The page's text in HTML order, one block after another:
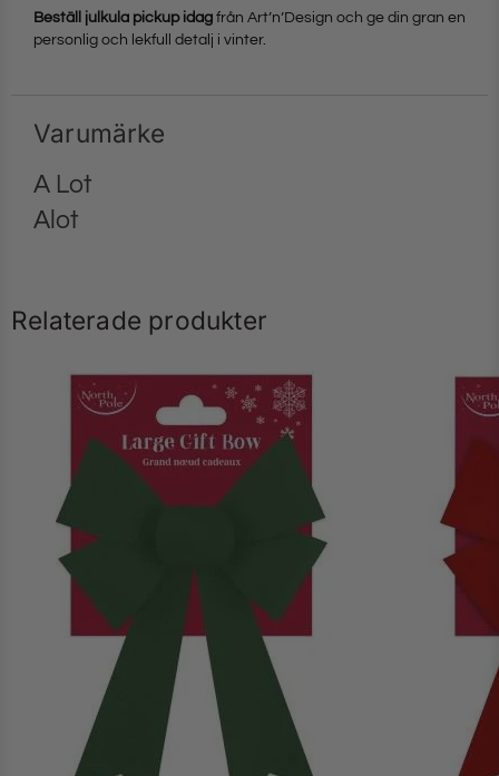
Beställ julkula pickup idag från Art’n’Design och ge din gran en
personlig och lekfull detalj i vinter.
Varumärke
A Lot
Alot
Relaterade produkter